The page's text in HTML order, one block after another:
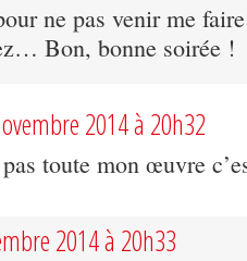
ne pas venir me
Bon, bonne soirée !
2014 à 20h32
toute mon œuvre
2014 à 20h33